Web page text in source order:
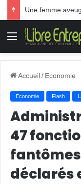
Menu
Accueil/ Economie
Economie Flash
47
déclarés